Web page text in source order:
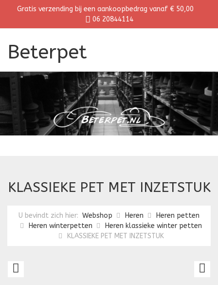
Gratis verzending bij een aankoopbedrag vanaf € 50,00
06 20844114
Beterpet
KLASSIEKE PET MET INZETSTUK
U bevindt zich hier: Webshop Heren
Heren petten
Heren winterpetten
Heren klassieke winter petten
KLASSIEKE PET MET INZETSTUK